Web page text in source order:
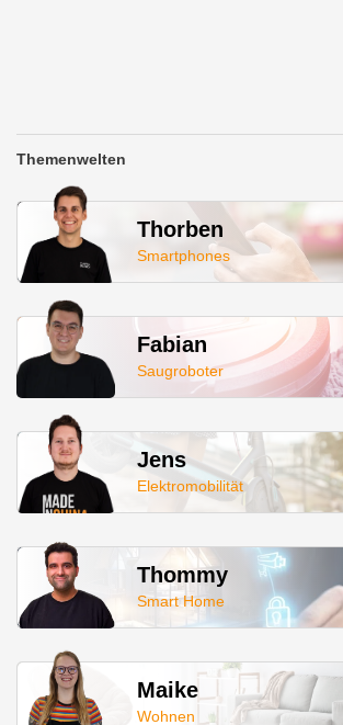
Themenwelten
Thorben
Smartphones
Fabian
Saugroboter
Jens
Elektromobilität
Thommy
Smart Home
Maike
Wohnen